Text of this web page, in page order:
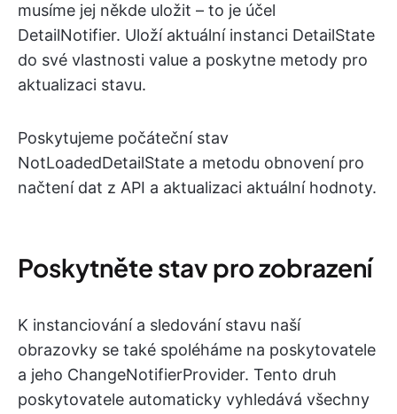
musíme jej někde uložit – to je účel
DetailNotifier. Uloží aktuální instanci DetailState
do své vlastnosti value a poskytne metody pro
aktualizaci stavu.
Poskytujeme počáteční stav
NotLoadedDetailState a metodu obnovení pro
načtení dat z API a aktualizaci aktuální hodnoty.
Poskytněte stav pro zobrazení
K instanciování a sledování stavu naší
obrazovky se také spoléháme na poskytovatele
a jeho ChangeNotifierProvider. Tento druh
poskytovatele automaticky vyhledává všechny